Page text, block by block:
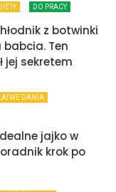
DIETY DO PRACY
z botwinki
babcia. Ten
jej sekretem
DANIA
jajko w
krok po